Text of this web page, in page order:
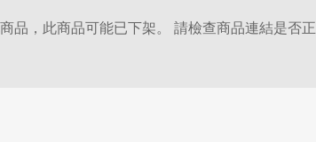
品，此商品可能已下架。 請檢查商品連結是否正